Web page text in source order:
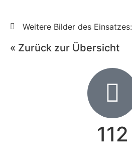
Weitere Bilder des Einsatzes:
« Zurück zur Übersicht
112